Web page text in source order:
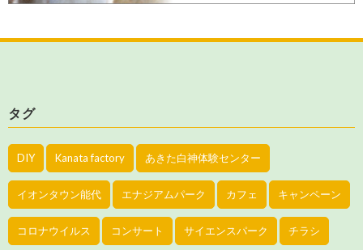
タグ
DIY Kanata factory あきた白神体験センター
イオンタウン能代 エナジアムパーク カフェ キャンペーン
コロナウイルス コンサート サイエンスパーク チラシ